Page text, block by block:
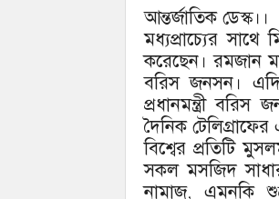
আন্তর্জাতিক ডেস্ক।।
মধ্যপ্রাচ্যের
করেছেন। রমজান
বরিস জনসন।
প্রধানমন্ত্রী
দৈনিক
বিশ্বের প্রতিটি
সকল মসজিদ
নামাজ, এমনকি